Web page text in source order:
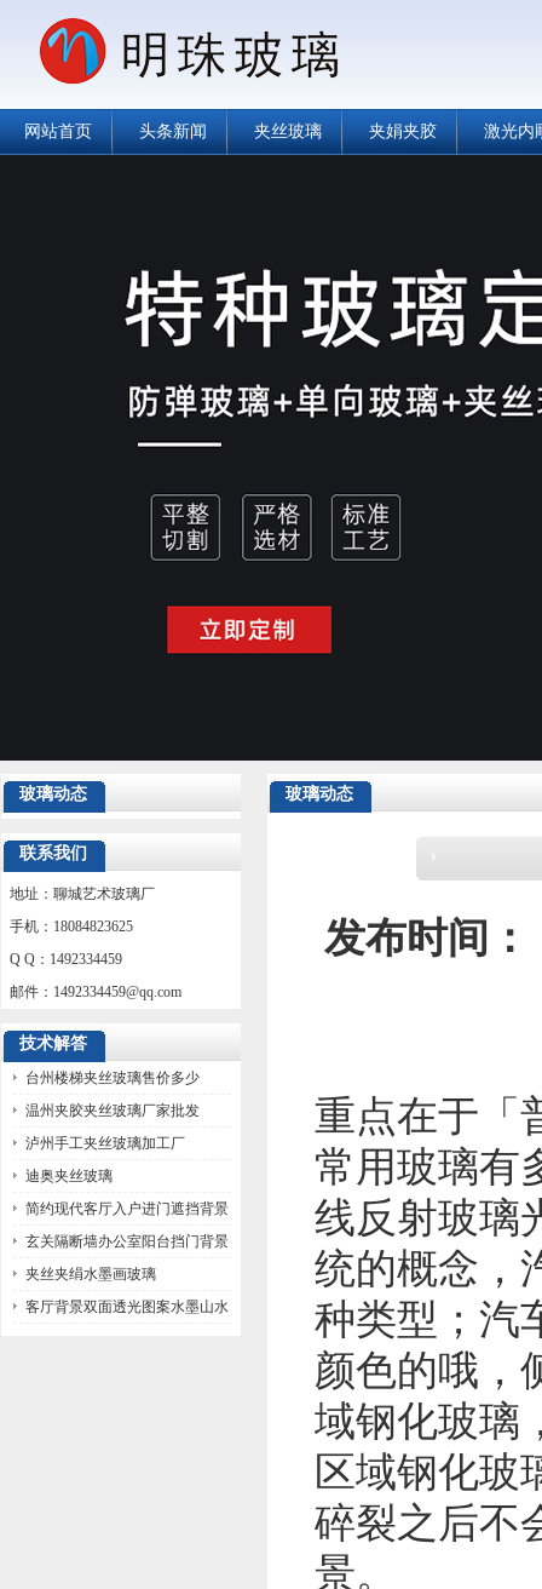
网站首页 头条新闻 夹丝玻璃 夹娟夹胶 激光内
玻璃动态
联系我们
地址：聊城艺术玻璃厂
手机：18084823625
Q Q：1492334459
邮件： 1492334459@qq.com
技术解答
台州楼梯夹丝玻璃售价多少
温州夹胶夹丝玻璃厂家批发
泸州手工夹丝玻璃加工厂
迪奥夹丝玻璃
简约现代客厅入户进门遮挡背景
墙玻璃
玄关隔断墙办公室阳台挡门背景
墙玻璃
夹丝夹绢水墨画玻璃
客厅背景双面透光图案水墨山水
玻璃动态
发布时间：
重点在于「
常用玻璃有
线反射玻璃
统的概念，
种类型；汽
颜色的哦，
域钢化玻璃
区域钢化玻
碎裂之后不
景。